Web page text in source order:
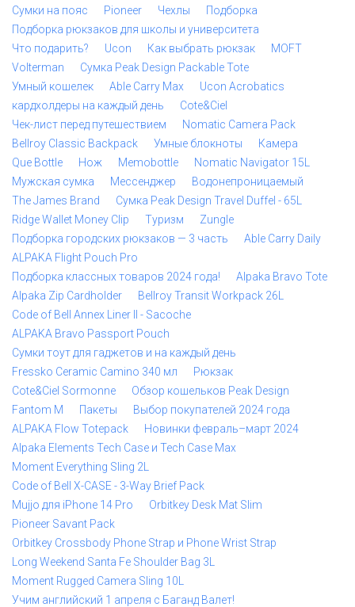
Сумки на пояс
Pioneer Чехлы
Подборка
Подборка рюкзаков для школы и университета
Что подарить?
Ucon Как выбрать рюкзак
MOFT
Volterman
Сумка Peak Design Packable Tote
Умный кошелек
Able Carry Max
Ucon Acrobatics
кардхолдеры на каждый день
Cote&Ciel
Чек-лист перед путешествием
Nomatic Camera Pack
Bellroy Classic Backpack
Умные блокноты
Камера
Que Bottle
Нож Memobottle
Nomatic Navigator 15L
Мужская сумка
Мессенджер
Водонепроницаемый
The James Brand
Сумка Peak Design Travel Duffel - 65L
Ridge Wallet Money Clip
Туризм
Zungle
Подборка городских рюкзаков — 3 часть
Able Carry Daily
ALPAKA Flight Pouch Pro
Подборка классных товаров 2024 года!
Alpaka Bravo Tote
Alpaka Zip Cardholder
Bellroy Transit Workpack 26L
Code of Bell Annex Liner II - Sacoche
ALPAKA Bravo Passport Pouch
Сумки тоут для гаджетов и на каждый день
Fressko Ceramic Camino 340 мл
Рюкзак
Cote&Ciel Sormonne
Обзор кошельков Peak Design
Fantom M
Пакеты
Выбор покупателей 2024 года
ALPAKA Flow Totepack
Новинки февраль–март 2024
Alpaka Elements Tech Case и Tech Case Max
Moment Everything Sling 2L
Code of Bell X-CASE - 3-Way Brief Pack
Mujjo для iPhone 14 Pro
Orbitkey Desk Mat Slim
Pioneer Savant Pack
Orbitkey Crossbody Phone Strap и Phone Wrist Strap
Long Weekend Santa Fe Shoulder Bag 3L
Moment Rugged Camera Sling 10L
Учим английский 1 апреля с Баганд Валет!